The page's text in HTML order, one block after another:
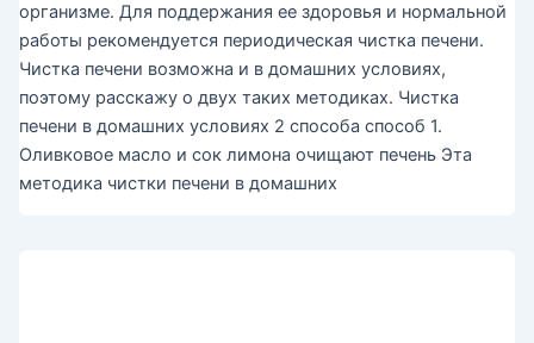
организме. Для поддержания ее здоровья и нормальной
работы рекомендуется периодическая чистка печени.
Чистка печени возможна и в домашних условиях,
поэтому расскажу о двух таких методиках. Чистка
печени в домашних условиях 2 способа способ 1.
Оливковое масло и сок лимона очищают печень Эта
методика чистки печени в домашних